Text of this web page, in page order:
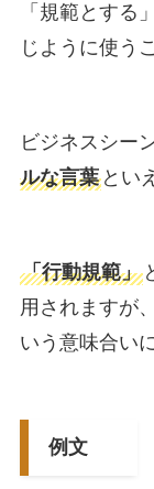
「規範とする
じように使う
ビジネスシー
ルな言葉とい
「行動規範」
用されますが
いう意味合い
例文